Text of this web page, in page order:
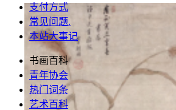
支付方式
常见问题.
本站大事记
书画百科
青年协会
热门词条
艺术百科